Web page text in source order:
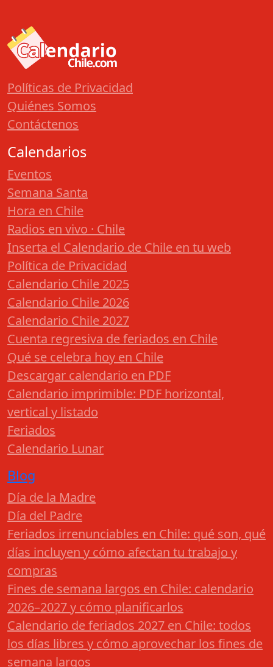
Políticas de Privacidad
Quiénes Somos
Contáctenos
Calendarios
Eventos
Semana Santa
Hora en Chile
Radios en vivo · Chile
Inserta el Calendario de Chile en tu web
Política de Privacidad
Calendario Chile 2025
Calendario Chile 2026
Calendario Chile 2027
Cuenta regresiva de feriados en Chile
Qué se celebra hoy en Chile
Descargar calendario en PDF
Calendario imprimible: PDF horizontal,
vertical y listado
Feriados
Calendario Lunar
Blog
Día de la Madre
Día del Padre
Feriados irrenunciables en Chile: qué son, qué
días incluyen y cómo afectan tu trabajo y
compras
Fines de semana largos en Chile: calendario
2026–2027 y cómo planificarlos
Calendario de feriados 2027 en Chile: todos
los días libres y cómo aprovechar los fines de
semana largos